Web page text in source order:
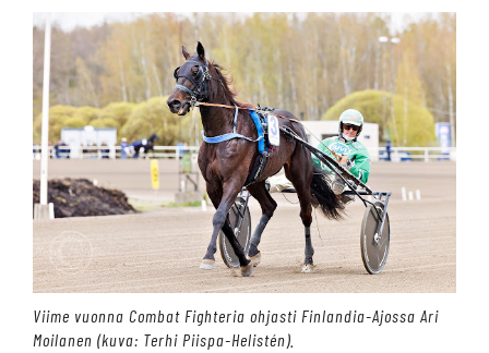
Viime vuonna Combat Fighteria ohjasti Finlandia-Ajossa Ari
Moilanen (kuva: Terhi Piispa-Helistén).